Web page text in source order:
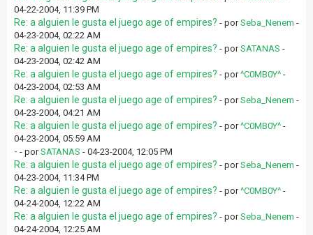
04-22-2004, 11:39 PM
Re: a alguien le gusta el juego age of empires? - porSeba_Nenem -
04-23-2004, 02:22 AM
Re: a alguien le gusta el juego age of empires? - porSATANAS -
04-23-2004, 02:42 AM
Re: a alguien le gusta el juego age of empires? - por^C0MB0Y^ -
04-23-2004, 02:53 AM
Re: a alguien le gusta el juego age of empires? - porSeba_Nenem -
04-23-2004, 04:21 AM
Re: a alguien le gusta el juego age of empires? - por^C0MB0Y^ -
04-23-2004, 05:59 AM
- - porSATANAS - 04-23-2004, 12:05 PM
Re: a alguien le gusta el juego age of empires? - porSeba_Nenem -
04-23-2004, 11:34 PM
Re: a alguien le gusta el juego age of empires? - por^C0MB0Y^ -
04-24-2004, 12:22 AM
Re: a alguien le gusta el juego age of empires? - porSeba_Nenem -
04-24-2004, 12:25 AM